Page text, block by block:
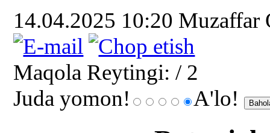
14.04.2025 10:20 Muzaffar
Maqola Reytingi: / 2
Juda yomon!
A'lo!